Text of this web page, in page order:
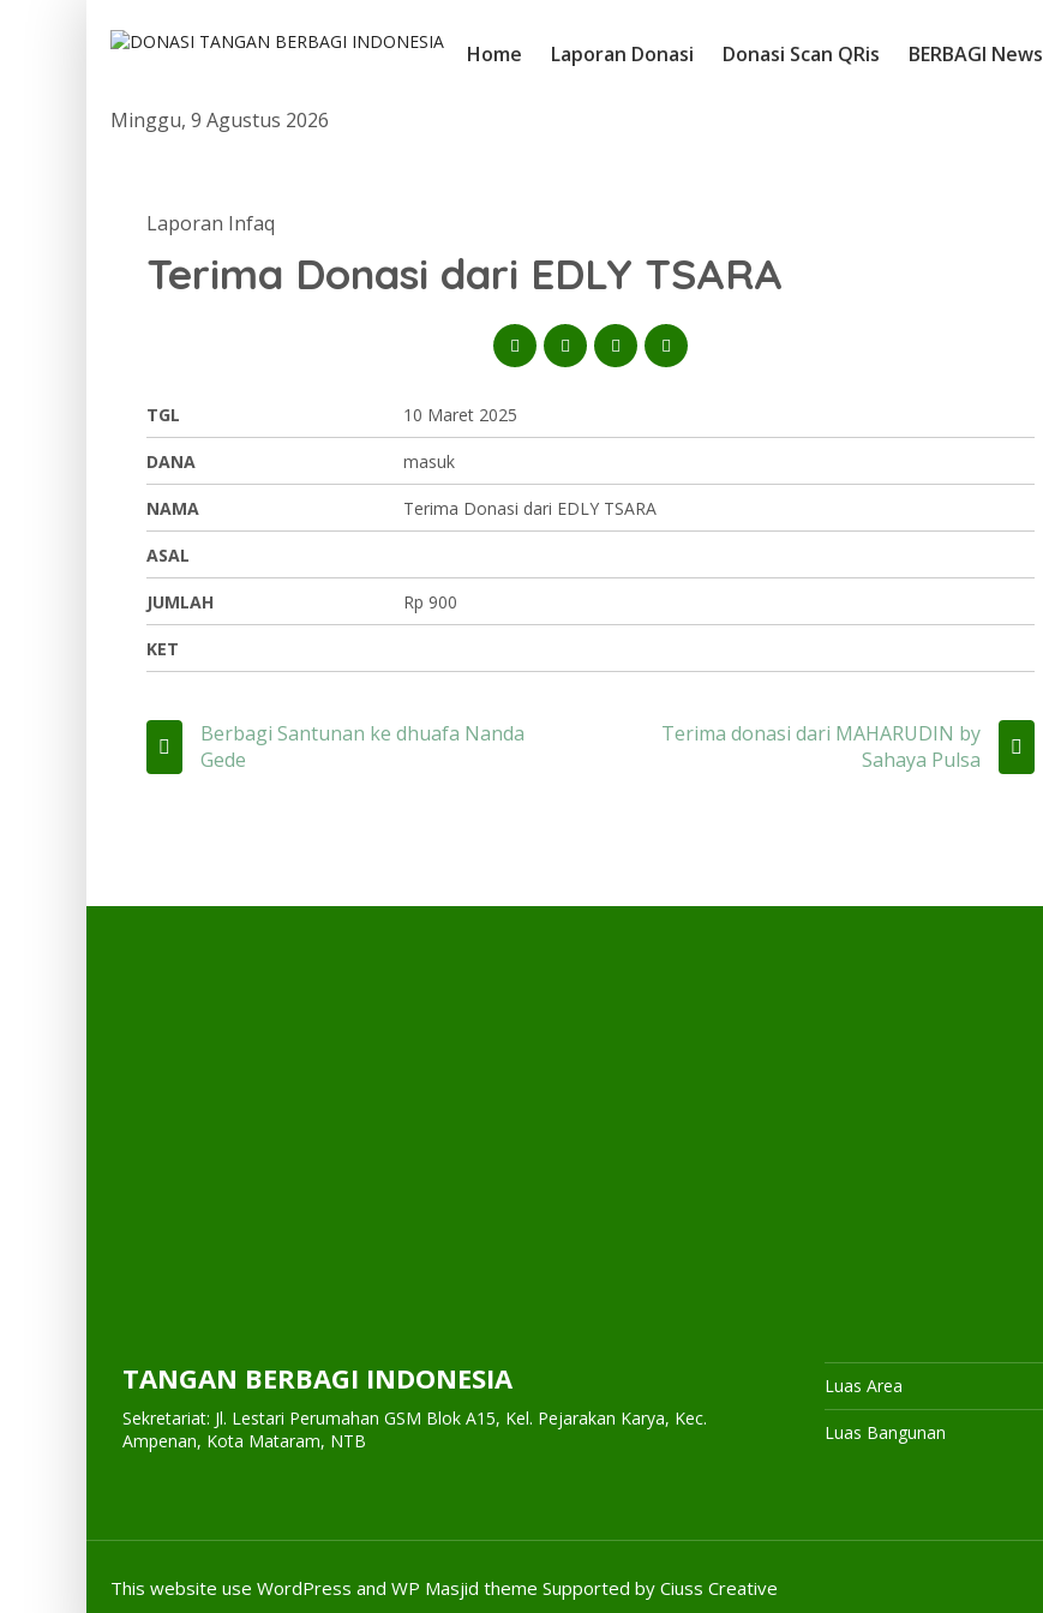
Home Laporan Donasi Donasi Scan QRis BERBAGI News
Minggu, 9 Agustus 2026
Laporan Infaq
Terima Donasi dari EDLY TSARA
TGL 10 Maret 2025
DANA masuk
NAMA Terima Donasi dari EDLY TSARA
ASAL
JUMLAH Rp 900
KET
Berbagi Santunan ke dhuafa Nanda
Gede
Terima donasi dari MAHARUDIN by
Sahaya Pulsa
TANGAN BERBAGI INDONESIA
Sekretariat: Jl. Lestari Perumahan GSM Blok A15, Kel. Pejarakan Karya, Kec.
Ampenan, Kota Mataram, NTB
Luas Area
Luas Bangunan
This website use WordPress and WP Masjid theme Supported by Ciuss Creative